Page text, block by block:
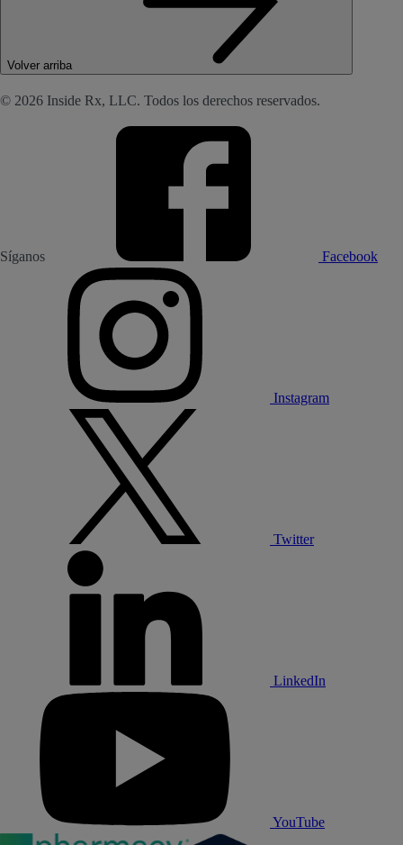
Volver arriba
© 2026 Inside Rx, LLC. Todos los derechos reservados.
Síganos Facebook
Instagram
Twitter
LinkedIn
YouTube